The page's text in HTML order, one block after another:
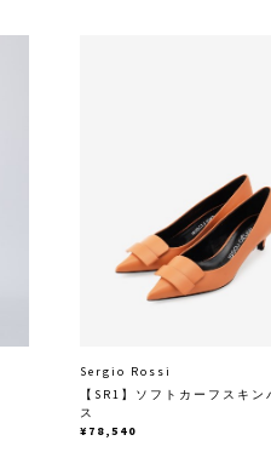
Sergio Rossi
【SR1】ソフトカーフスキン
ス
¥78,540